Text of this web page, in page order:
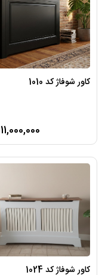
کاور شوفاژ کد 1010
11,000,000تومان
کاور شوفاژ کد 1024